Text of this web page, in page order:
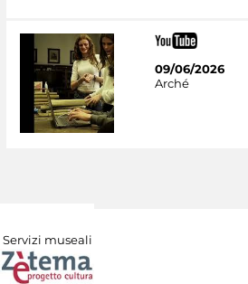
09/06/2026
Arché
Servizi museali